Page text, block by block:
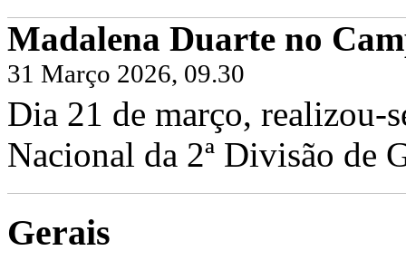
Madalena Duarte no
31 Março 2026, 09.30
Dia 21 de março, realizou-
Nacional da 2ª Divisão de
Gerais